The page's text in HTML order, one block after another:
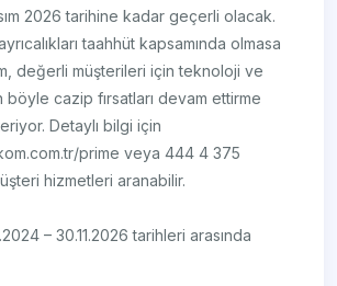
2026 tarihine kadar geçerli olacak.
taahhüt kapsamında olmasa
değerli müşterileri için teknoloji ve
cazip fırsatları devam ettirme
Detaylı bilgi için
prime veya 444 4 375
hizmetleri aranabilir.
– 30.11.2026 tarihleri arasında